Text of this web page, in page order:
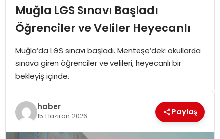
GÜNCEL
TEKNOLOJI
EĞITIM
GÜNDEM
MAGAZIN
Muğla LGS Sınavı Başladı
Öğrenciler ve Veliler Heyecanlı
Muğla’da LGS sınavı başladı. Menteşe’deki okullarda
sınava giren öğrenciler ve velileri, heyecanlı bir
bekleyiş içinde.
haber
15 Haziran 2026 Paylaş